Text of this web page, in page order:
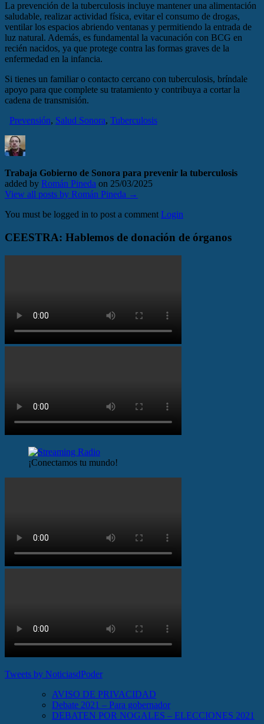
La prevención de la tuberculosis incluye mantener una alimentación
saludable, realizar actividad física, evitar el consumo de drogas,
ventilar los espacios abriendo ventanas y permitiendo la entrada de
luz natural. Además, es fundamental la vacunación con BCG en
recién nacidos, ya que protege contra las formas graves de la
enfermedad en la infancia.
Si tienes un familiar o contacto cercano con tuberculosis, bríndale
apoyo para que complete su tratamiento y contribuya a cortar la
cadena de transmisión.
Prevensión, Salud Sonora, Tuberculosis
Trabaja Gobierno de Sonora para prevenir la tuberculosis
added by Román Pineda on 25/03/2025
View all posts by Román Pineda →
You must be logged in to post a comment Login
CEESTRA: Hablemos de donación de órganos
¡Conectamos tu mundo!
Tweets by NoticiasdPoder
AVISO DE PRIVACIDAD
Debate 2021 – Para gobernador
DEBATEN POR NOGALES – ELECCIONES 2021